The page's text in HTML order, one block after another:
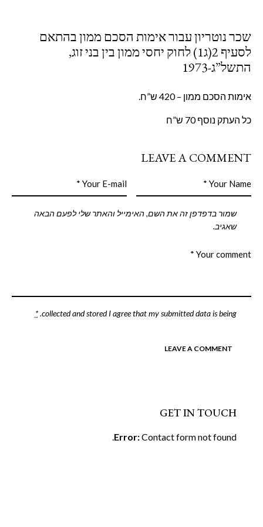
שכר נוטריון עבור אימות הסכם ממון בהתאם
לסעיף 2(ג1) לחוק יחסי ממון בין בני זוג,
התשל”ג-1973
אימות הסכם ממון – 420 ש”ח.
כל העתק נוסף 70 ש”ח
LEAVE A COMMENT
שמור בדפדפן זה את השם, האימייל והאתר שלי לפעם הבאה
שאגיב.
I agree that my submitted data is being
collected and stored
.
*
GET IN TOUCH
Error:Contact form not found.